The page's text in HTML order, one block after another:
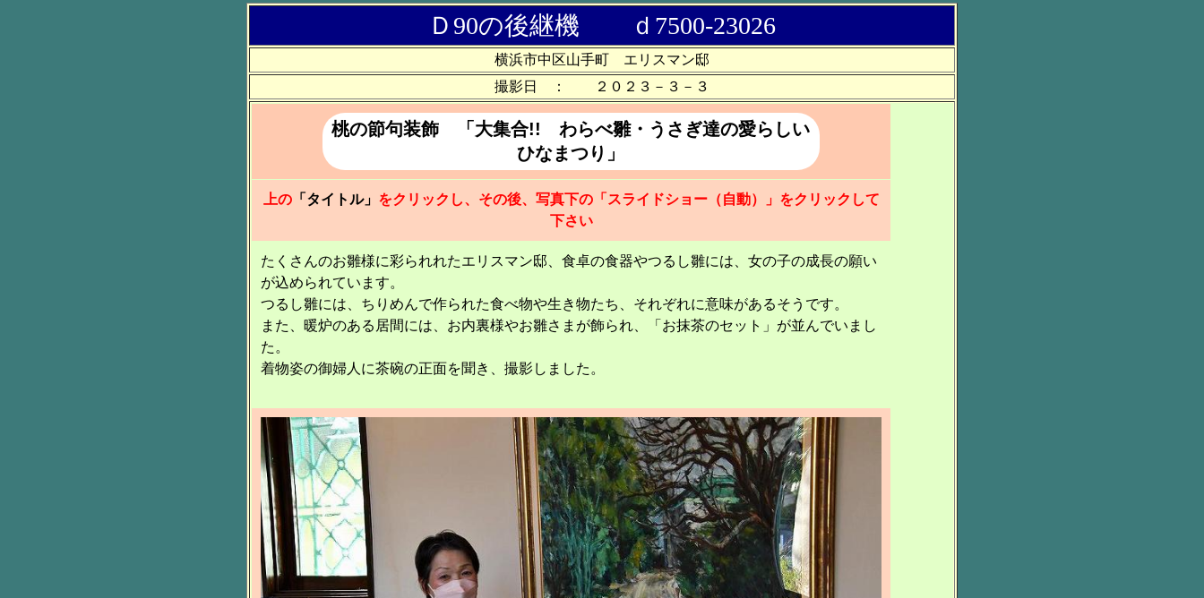
Ｄ90の後継機 ｄ7500-23026
横浜市中区山手町 エリスマン邸
撮影日 ： ２０２３－３－３
桃の節句装飾 「大集合!! わらべ雛・うさぎ達の愛らしい
ひなまつり」
上の「タイトル」 をクリックし、その後、写真下の「スライドショー（自動）」をクリックして
下さい
たくさんのお雛様に彩られれたエリスマン邸、食卓の食器やつるし雛には、女の子の成長の願い
が込められています。
つるし雛には、ちりめんで作られた食べ物や生き物たち、それぞれに意味があるそうです。
また、暖炉のある居間には、お内裏様やお雛さまが飾られ、「お抹茶のセット」が並んでいまし
た。
着物姿の御婦人に茶碗の正面を聞き、撮影しました。